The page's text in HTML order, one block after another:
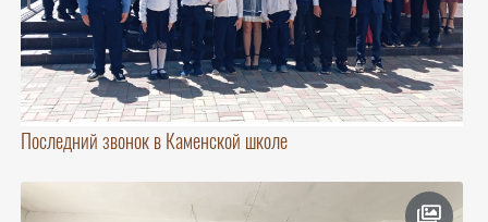
Последний звонок в Каменской школе